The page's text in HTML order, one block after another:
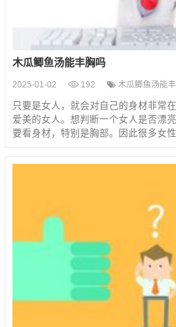
木瓜鲫鱼汤能丰胸吗
2025-01-02 192 木瓜鲫鱼汤能
只要是女人，就会对自己的身材非常
爱美的女人。想判断一个女人是否漂
要看身材，特别是胸部。因此很多女